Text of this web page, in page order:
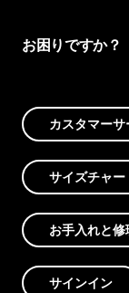
お困りですか？
カスタマーサ
サイズチャ
お手入れと修
サインイン